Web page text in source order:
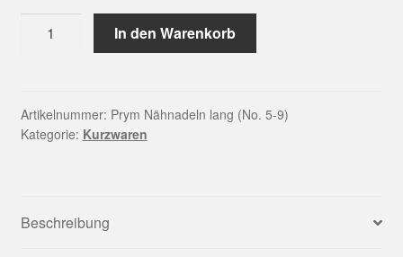
5-
9)
In den Warenkorb
Artikelnummer: Prym Nähnadeln lang (No. 5-9)
Kategorie: Kurzwaren
Beschreibung